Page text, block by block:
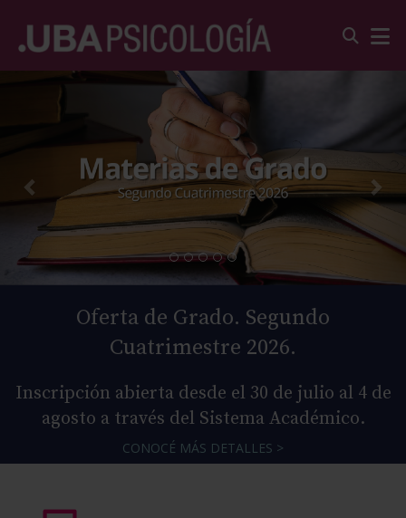
Oferta de Grado. Segundo
Cuatrimestre 2026.
Inscripción abierta desde el 30 de julio al 4 de
agosto a través del Sistema Académico.
CONOCÉ MÁS DETALLES >